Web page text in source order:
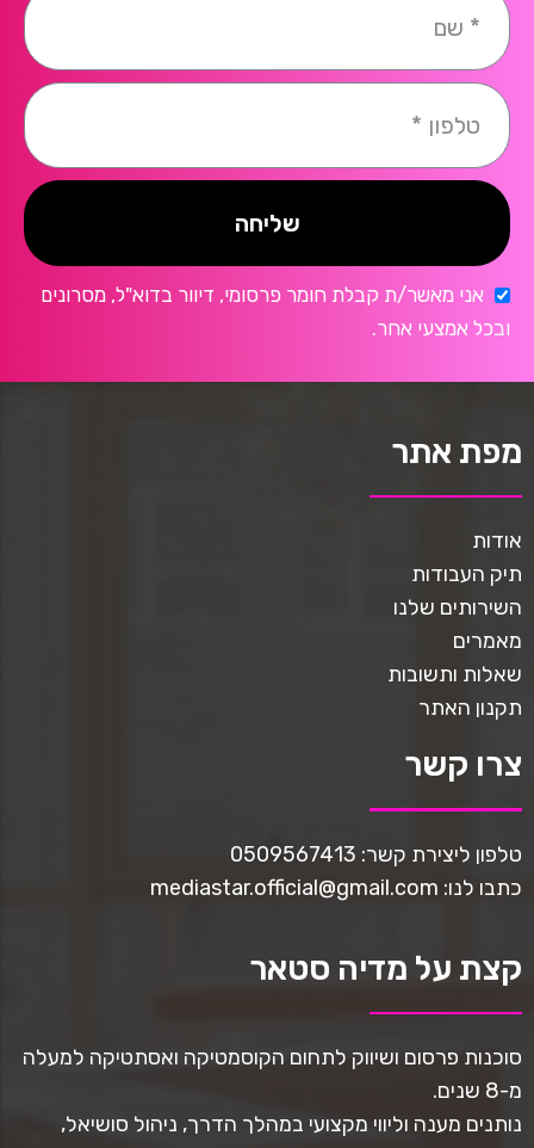
שליחה
אני מאשר/ת קבלת חומר פרסומי, דיוור בדוא"ל, מסרונים
ובכל אמצעי אחר.
מפת אתר
אודות
תיק העבודות
השירותים שלנו
מאמרים
שאלות ותשובות
תקנון האתר
צרו קשר
טלפון ליצירת קשר: 0509567413
כתבו לנו: mediastar.official@gmail.com
קצת על מדיה סטאר
סוכנות פרסום ושיווק לתחום הקוסמטיקה ואסתטיקה למעלה
מ-8 שנים.
נותנים מענה וליווי מקצועי במהלך הדרך, ניהול סושיאל,